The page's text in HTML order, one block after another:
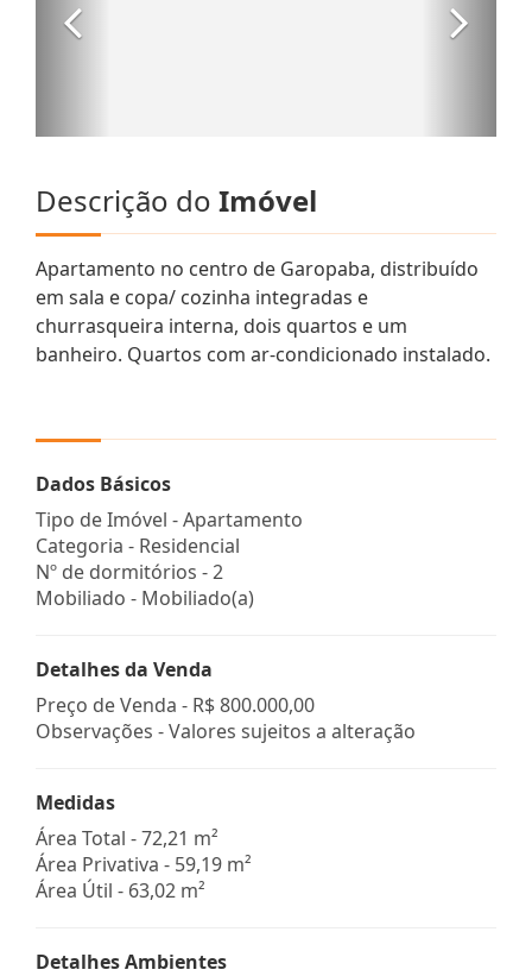
Descrição do Imóvel
Apartamento no centro de Garopaba, distribuído
em sala e copa/ cozinha integradas e
churrasqueira interna, dois quartos e um
banheiro. Quartos com ar-condicionado instalado.
Dados Básicos
Tipo de Imóvel - Apartamento
Categoria - Residencial
Nº de dormitórios - 2
Mobiliado - Mobiliado(a)
Detalhes da Venda
Preço de Venda - R$ 800.000,00
Observações - Valores sujeitos a alteração
Medidas
Área Total - 72,21 m²
Área Privativa - 59,19 m²
Área Útil - 63,02 m²
Detalhes Ambientes